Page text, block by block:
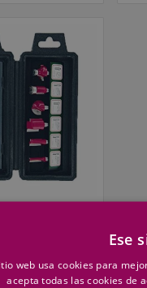
Ese
web usa cookies para
acepta todas las cookies de